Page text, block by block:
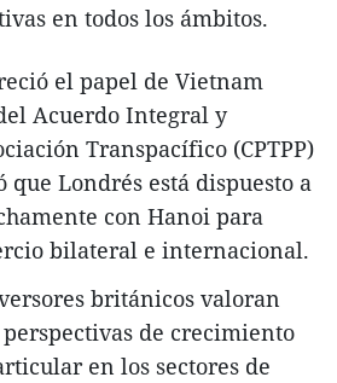
en todos los ámbitos.
el papel de Vietnam
Acuerdo Integral y
Transpacífico (CPTPP)
que Londrés está dispuesto a
con Hanoi para
bilateral e internacional.
británicos valoran
de crecimiento
en los sectores de